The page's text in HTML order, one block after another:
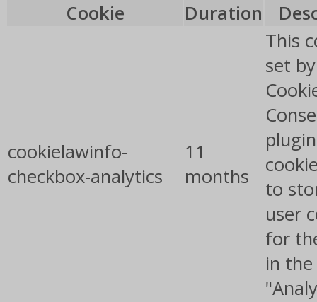
Cookie
Duration
cookielawinfo-
checkbox-analytics
11
months
This
set
to
user
for
in